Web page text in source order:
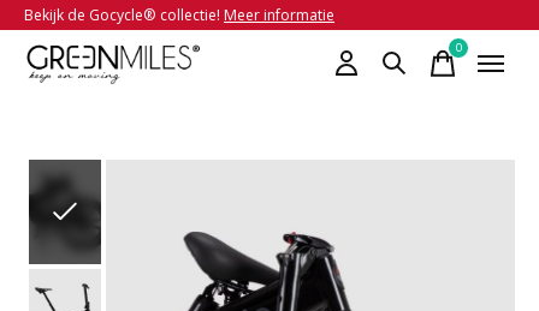
Bekijk de Gocycle® collectie! Meer informatie
0items